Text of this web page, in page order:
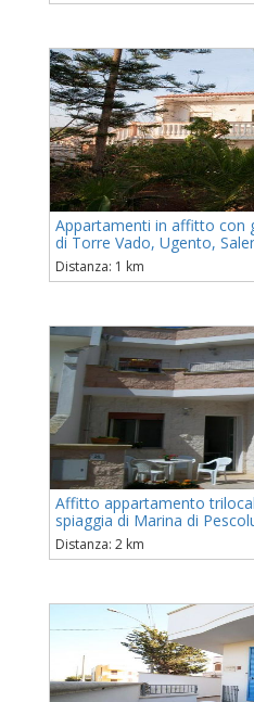
Appartamenti in affitto con
di Torre Vado, Ugento,
Distanza: 1 km
Affitto appartamento
spiaggia di Marina di
Distanza: 2 km